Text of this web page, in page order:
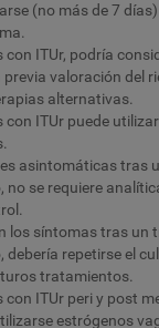
(no más de 7
con ITUr, podría
valoración del
alternativas.
con ITUr puede
asintomáticas tras
no se requiere
los síntomas tras un
debería repetirse el
tratamientos.
con ITUr peri y post
estrógenos